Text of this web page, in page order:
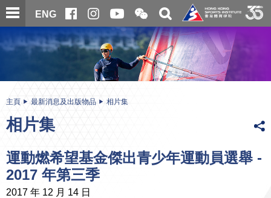
跳
至
內
ENG
開
合
微
信
二
維
碼
關
搜
尋
内
主頁 最新消息及出版物品 相片集
相片集
運動燃希望基金傑出青少年運動員選舉 -
2017 年第三季
2017 年 12 月 14 日